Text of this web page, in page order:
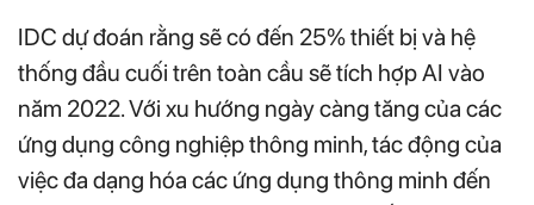
IDC dự đoán rằng sẽ có đến 25% thiết bị và hệ
thống đầu cuối trên toàn cầu sẽ tích hợp AI vào
năm 2022. Với xu hướng ngày càng tăng của các
ứng dụng công nghiệp thông minh, tác động của
việc đa dạng hóa các ứng dụng thông minh đến